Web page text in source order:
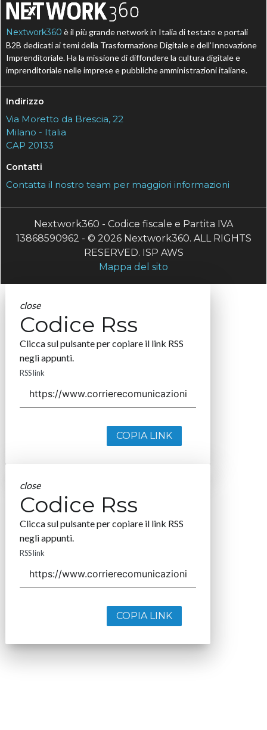
Nextwork360 è il più grande network in Italia di testate e portali
B2B dedicati ai temi della Trasformazione Digitale e dell’Innovazione
Imprenditoriale. Ha la missione di diffondere la cultura digitale e
imprenditoriale nelle imprese e pubbliche amministrazioni italiane.
Indirizzo
Via Moretto da Brescia, 22
Milano - Italia
CAP 20133
Contatti
Contatta il nostro team per maggiori informazioni
Nextwork360 - Codice fiscale e Partita IVA
13868590962 - © 2026 Nextwork360. ALL RIGHTS
RESERVED. ISP AWS
Mappa del sito
close
Codice Rss
Clicca sul pulsante per copiare il link RSS
negli appunti.
RSS link
COPIA LINK
close
Codice Rss
Clicca sul pulsante per copiare il link RSS
negli appunti.
RSS link
COPIA LINK